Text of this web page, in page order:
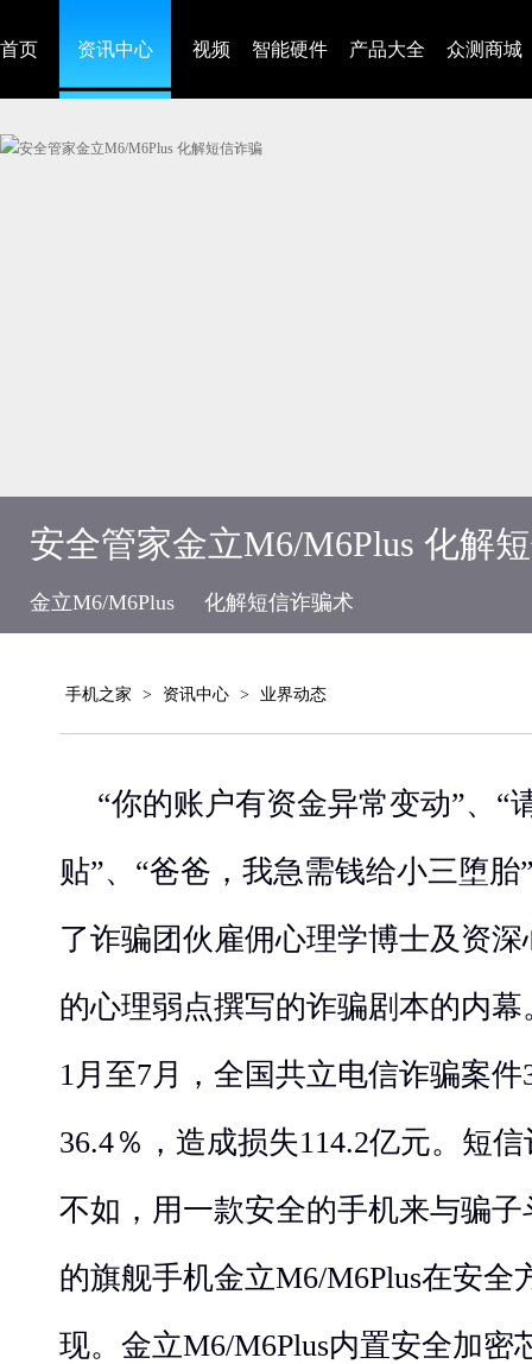
首页 资讯中心 视频 智能硬件 产品大全 众测商城
安全管家金立M6/M6Plus 化解
金立M6/M6Plus 化解短信诈骗术
手机之家 > 资讯中心 > 业界动态
“你的账户有资金异常变动”、“
贴”、“爸爸，我急需钱给小三堕
了诈骗团伙雇佣心理学博士及资
的心理弱点撰写的诈骗剧本的内
1月至7月，全国共立电信诈骗案
36.4％，造成损失114.2亿元。短
不如，用一款安全的手机来与骗
的旗舰手机金立M6/M6Plus在安全
现。金立M6/M6Plus内置安全加密